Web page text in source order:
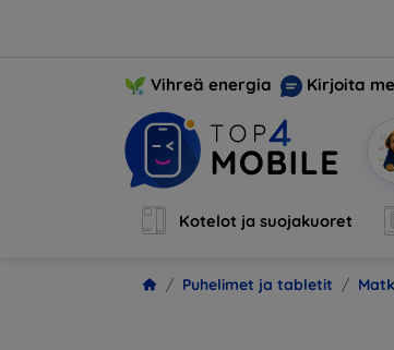
Vihreä energia Kirjoita
Kotelot ja suojakuoret
Puhelimet ja tabletit